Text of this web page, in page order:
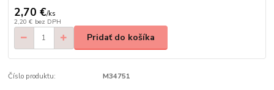
2,70 €/ks
2,20 € bez DPH
Pridať do košíka
Číslo produktu: M34751